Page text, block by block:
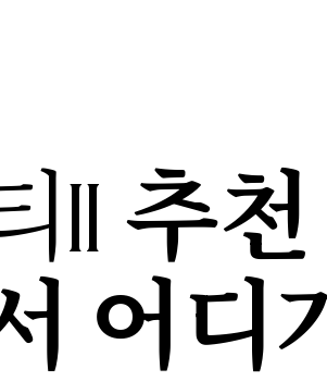
II 추천
어디